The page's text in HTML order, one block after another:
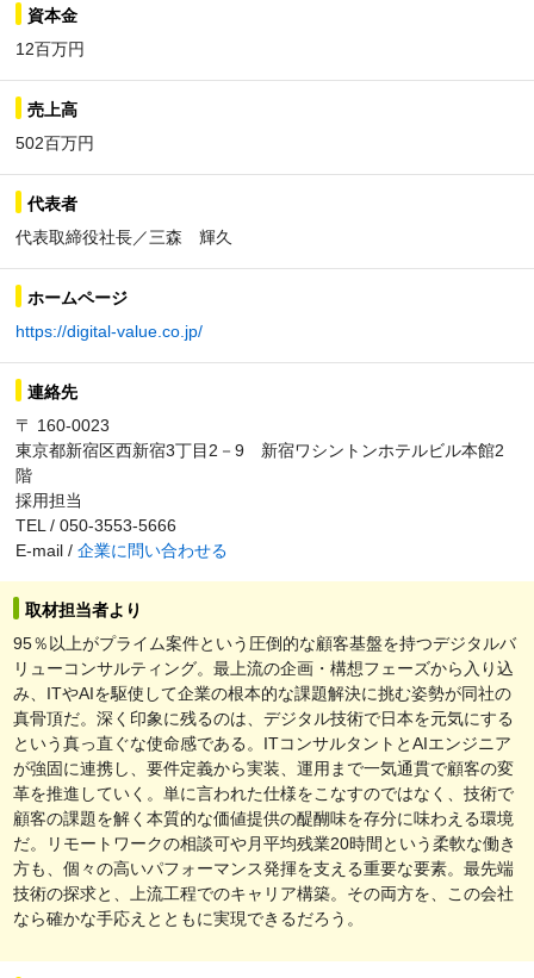
資本金
12百万円
売上高
502百万円
代表者
代表取締役社長／三森 輝久
ホームページ
https://digital-value.co.jp/
連絡先
〒 160-0023
東京都新宿区西新宿3丁目2－9 新宿ワシントンホテルビル本館2
階
採用担当
TEL / 050-3553-5666
E-mail / 企業に問い合わせる
取材担当者より
95％以上がプライム案件という圧倒的な顧客基盤を持つデジタルバ
リューコンサルティング。最上流の企画・構想フェーズから入り込
み、ITやAIを駆使して企業の根本的な課題解決に挑む姿勢が同社の
真骨頂だ。深く印象に残るのは、デジタル技術で日本を元気にする
という真っ直ぐな使命感である。ITコンサルタントとAIエンジニア
が強固に連携し、要件定義から実装、運用まで一気通貫で顧客の変
革を推進していく。単に言われた仕様をこなすのではなく、技術で
顧客の課題を解く本質的な価値提供の醍醐味を存分に味わえる環境
だ。リモートワークの相談可や月平均残業20時間という柔軟な働き
方も、個々の高いパフォーマンス発揮を支える重要な要素。最先端
技術の探求と、上流工程でのキャリア構築。その両方を、この会社
なら確かな手応えとともに実現できるだろう。